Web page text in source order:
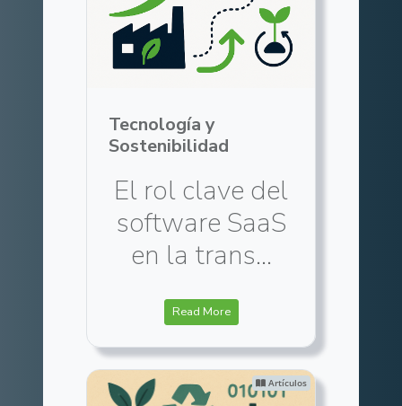
Tecnología y
Sostenibilidad
El rol clave del
software SaaS
en la trans...
Read More
Artículos